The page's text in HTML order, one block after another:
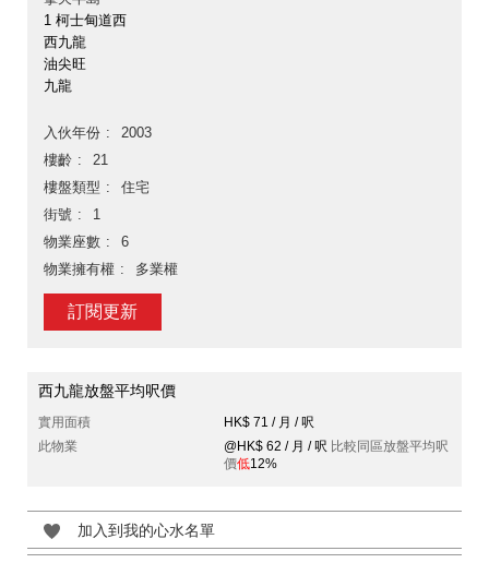
1 柯士甸道西
西九龍
油尖旺
九龍
入伙年份
2003
樓齡
21
樓盤類型
住宅
街號
1
物業座數
6
物業擁有權
多業權
訂閱更新
西九龍放盤平均呎價
實用面積
HK$ 71 / 月 / 呎
此物業
@HK$ 62 / 月 / 呎 比較同區放盤平均呎
價低12%
加入到我的心水名單